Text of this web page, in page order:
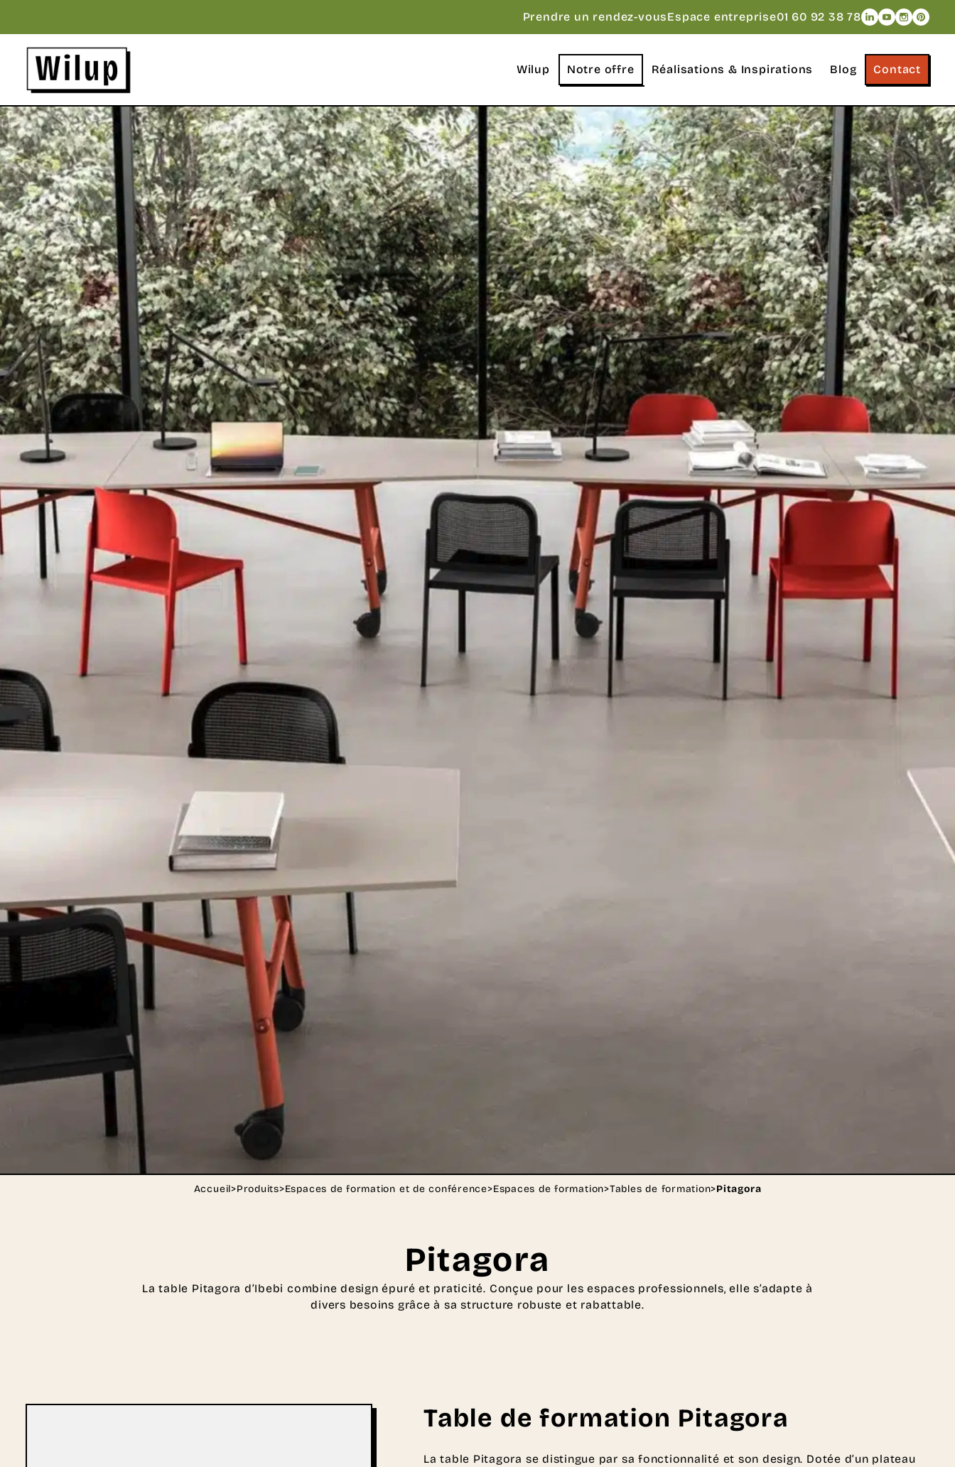
Prendre un rendez-vousEspace entreprise01 60 92 38 78Naviguer vers
Naviguer
Naviguer
Revenir sur la page d'accueil
Wilup
Notre offre Réalisations & Inspirations Blog Contact
Accueil>Produits>Espaces de formation et de conférence>Espaces de formation>Tables de formation>Pitagora
Pitagora
La table Pitagora d’Ibebi combine design épuré et praticité. Conçue pour les espaces professionnels, elle s’adapte à
divers besoins grâce à sa structure robuste et rabattable.
Table de formation Pitagora
La table Pitagora se distingue par sa fonctionnalité et son design. Dotée d’un plateau